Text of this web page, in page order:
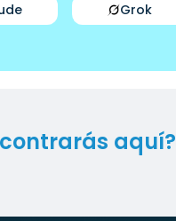
Grok
aquí?